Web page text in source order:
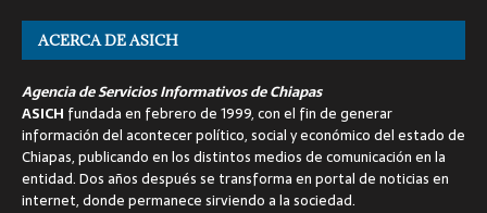
ACERCA DE ASICH
Agencia de Servicios Informativos de Chiapas
ASICH fundada en febrero de 1999, con el fin de generar
información del acontecer político, social y económico del estado de
Chiapas, publicando en los distintos medios de comunicación en la
entidad. Dos años después se transforma en portal de noticias en
internet, donde permanece sirviendo a la sociedad.